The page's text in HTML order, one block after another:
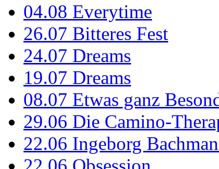
04.08 Everytime
26.07 Bitteres Fest
24.07 Dreams
19.07 Dreams
08.07 Etwas ganz
29.06 Die Camino-
22.06 Ingeborg